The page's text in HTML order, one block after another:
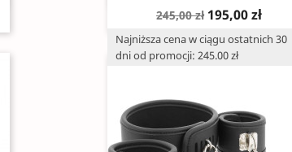
245,00 zł 195,00 zł
Najniższa cena w ciągu ostatnich 30
dni od promocji: 245.00 zł